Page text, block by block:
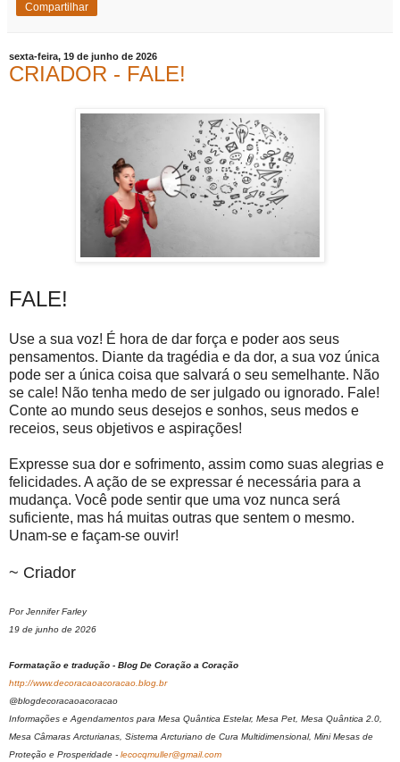
Compartilhar
sexta-feira, 19 de junho de 2026
CRIADOR - FALE!
FALE!
Use a sua voz! É hora de dar força e poder aos seus
pensamentos. Diante da tragédia e da dor, a sua voz única
pode ser a única coisa que salvará o seu semelhante. Não
se cale! Não tenha medo de ser julgado ou ignorado. Fale!
Conte ao mundo seus desejos e sonhos, seus medos e
receios, seus objetivos e aspirações!
Expresse sua dor e sofrimento, assim como suas alegrias e
felicidades. A ação de se expressar é necessária para a
mudança. Você pode sentir que uma voz nunca será
suficiente, mas há muitas outras que sentem o mesmo.
Unam-se e façam-se ouvir!
~ Criador
Por Jennifer Farley
19 de junho de 2026
Formatação e tradução - Blog De Coração a Coração
http://www.decoracaoacoracao.blog.br
@blogdecoracaoacoracao
Informações e Agendamentos para Mesa Quântica Estelar, Mesa Pet, Mesa Quântica 2.0,
Mesa Câmaras Arcturianas, Sistema Arcturiano de Cura Multidimensional, Mini Mesas de
Proteção e Prosperidade - lecocqmuller@gmail.com